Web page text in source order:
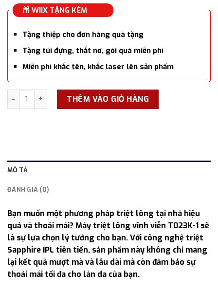
WIIX TẶNG KÈM
Tặng thiệp cho đơn hàng quà tặng
Tặng túi đựng, thắt nơ, gói quà miễn phí
Miễn phí khắc tên, khắc laser lên sản phẩm
Máy triệt lông vĩnh viễn tại nhà T023K-1, công nghệ triệt
THÊM VÀO GIỎ HÀNG
MÔ TẢ
ĐÁNH GIÁ (0)
Bạn muốn một phương pháp triệt lông tại nhà hiệu
quả và thoải mái? Máy triệt lông vĩnh viễn T023K-1 sẽ
là sự lựa chọn lý tưởng cho bạn. Với công nghệ triệt
Sapphire IPL tiên tiến, sản phẩm này không chỉ mang
lại kết quả mượt mà và lâu dài mà còn đảm bảo sự
thoải mái tối đa cho làn da của bạn.